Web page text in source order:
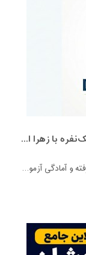
رزرو استاد خصوصی زبان انگلیسی | کلاس یک‌نفره با زهرا اسفندیاری + مشاوره رایگان
پوشش تمامی سطوح: از صفرِ مطلق تا سطوح پیشرفته و آمادگی آزمون‌ها. ✅ ویژه تمامی پایه‌ها: کلاس‌های اختصاصی برای کودکان، نوجوانان و بزرگسالان. ✅ بستر آموزشی حرفه‌ای: برگزاری کلاس‌ها در محیط تعاملی اسکای‌روم (Skyroom) و بیگ‌بلو‌باتن (BBB) (بدون نیاز به نصب برنامه و با محیطی کاملاً فارسی و ساده). ✅ تضمین کیفیت: مدرس دوره، کارشناس آموزش زبان انگلیسی و متخصص متدهای نوین تدریس. ✅ قیمت استثنایی: هدف ما عدالت آموزشیه، پس با کمترین هزینه، بهترین کیفیت رو تجربه کنید!